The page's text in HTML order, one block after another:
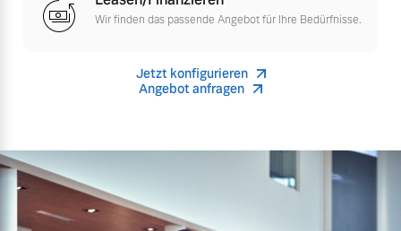
VersicherungWir finden das passende Angebot für Ihre Bedürfnisse.
Jetzt konfigurieren
Angebot anfragen